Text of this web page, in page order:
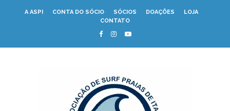
A ASPI CONTA DO SÓCIO SÓCIOS DOAÇÕES
LOJA
CONTATO